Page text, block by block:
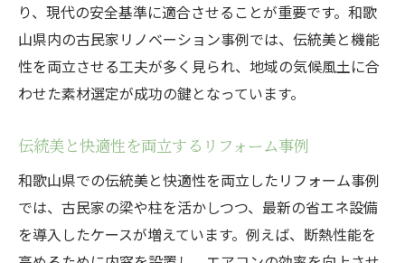
り、現代の安全基準に適合させることが重要です。和歌
山県内の古民家リノベーション事例では、伝統美と機能
性を両立させる工夫が多く見られ、地域の気候風土に合
わせた素材選定が成功の鍵となっています。
伝統美と快適性を両立するリフォーム事例
和歌山県での伝統美と快適性を両立したリフォーム事例
では、古民家の梁や柱を活かしつつ、最新の省エネ設備
を導入したケースが増えています。例えば、断熱性能を